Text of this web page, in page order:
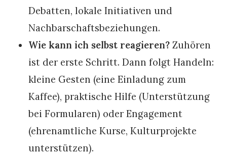
Debatten, lokale Initiativen und
Nachbarschaftsbeziehungen.
Wie kann ich selbst reagieren? Zuhören
ist der erste Schritt. Dann folgt Handeln:
kleine Gesten (eine Einladung zum
Kaffee), praktische Hilfe (Unterstützung
bei Formularen) oder Engagement
(ehrenamtliche Kurse, Kulturprojekte
unterstützen).